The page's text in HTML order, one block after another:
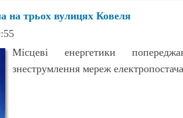
на трьох вулицях Ковеля
Місцеві енергетики
знеструмлення мереж